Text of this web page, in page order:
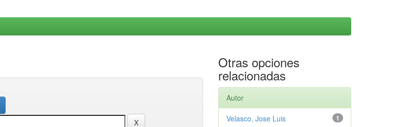
Otras opciones
relacionadas
Autor
1
Velasco, Jose Luis